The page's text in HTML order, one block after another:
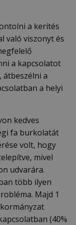
a kerítés
való viszonyt és
a kapcsolatot
a
a helyi
kedves
fa burkolatát
volt, hogy
mivel
udvarára.
több ilyen
Majd 1
(40%